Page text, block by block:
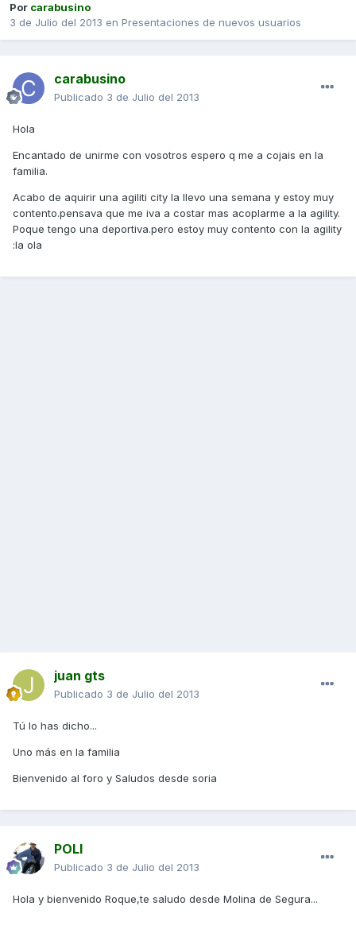
Por carabusino
3 de Julio del 2013 en Presentaciones de nuevos usuarios
carabusino
Publicado 3 de Julio del 2013
Hola
Encantado de unirme con vosotros espero q me a cojais en la
familia.
Acabo de aquirir una agiliti city la llevo una semana y estoy muy
contento.pensava que me iva a costar mas acoplarme a la agility.
Poque tengo una deportiva.pero estoy muy contento con la agility
:la ola
juan gts
Publicado 3 de Julio del 2013
Tú lo has dicho...
Uno más en la familia
Bienvenido al foro y Saludos desde soria
POLI
Publicado 3 de Julio del 2013
Hola y bienvenido Roque,te saludo desde Molina de Segura...